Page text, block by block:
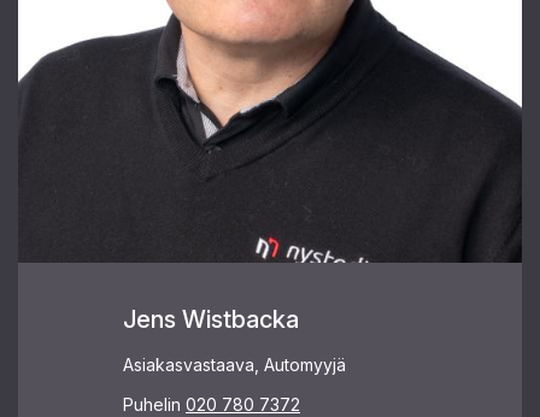
Jens Wistbacka
Asiakasvastaava, Automyyjä
Puhelin 020 780 7372